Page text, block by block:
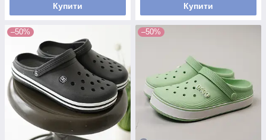
Купити Купити
–50% –50%